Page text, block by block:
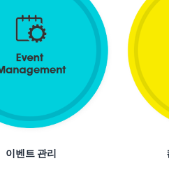
이벤트 관리